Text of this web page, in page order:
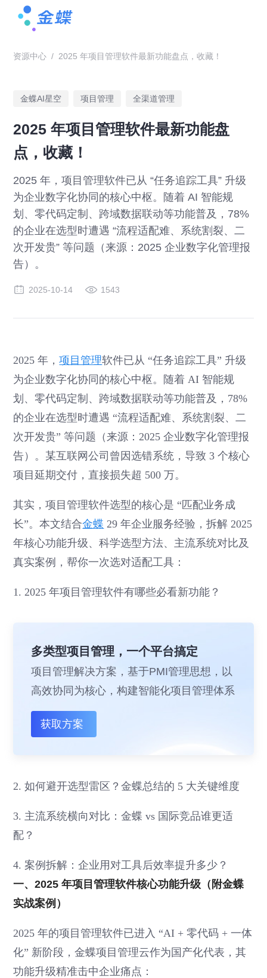
资源中心 / 2025 年项目管理软件最新功能盘点，收藏！
金蝶AI星空 项目管理 全渠道管理
2025 年项目管理软件最新功能盘
点，收藏！
2025 年，项目管理软件已从 “任务追踪工具” 升级
为企业数字化协同的核心中枢。随着 AI 智能规
划、零代码定制、跨域数据联动等功能普及，78%
的企业在选型时遭遇 “流程适配难、系统割裂、二
次开发贵” 等问题（来源：2025 企业数字化管理报
告）。
2025-10-14 1543
2025 年，项目管理软件已从 “任务追踪工具” 升级
为企业数字化协同的核心中枢。随着 AI 智能规
划、零代码定制、跨域数据联动等功能普及，78%
的企业在选型时遭遇 “流程适配难、系统割裂、二
次开发贵” 等问题（来源：2025 企业数字化管理报
告）。某互联网公司曾因选错系统，导致 3 个核心
项目延期交付，直接损失超 500 万。
其实，项目管理软件选型的核心是 “匹配业务成
长”。本文结合金蝶 29 年企业服务经验，拆解 2025
年核心功能升级、科学选型方法、主流系统对比及
真实案例，帮你一次选对适配工具：
1. 2025 年项目管理软件有哪些必看新功能？
多类型项目管理，一个平台搞定
项目管理解决方案，基于PMI管理思想，以
高效协同为核心，构建智能化项目管理体系
获取方案
2. 如何避开选型雷区？金蝶总结的 5 大关键维度
3. 主流系统横向对比：金蝶 vs 国际竞品谁更适
配？
4. 案例拆解：企业用对工具后效率提升多少？
一、2025 年项目管理软件核心功能升级（附金蝶
实战案例）
2025 年的项目管理软件已进入 “AI + 零代码 + 一体
化” 新阶段，金蝶项目管理云作为国产化代表，其
功能升级精准击中企业痛点：